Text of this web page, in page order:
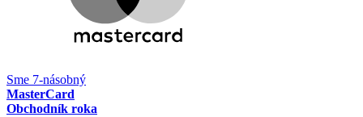
Sme 7-násobný
MasterCard
Obchodník roka